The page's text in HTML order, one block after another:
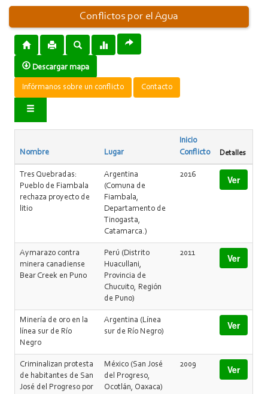
Conflictos por el Agua
Descargar mapa
Infórmanos sobre un conflicto Contacto
Nombre Lugar
Inicio
Conflicto
Detalles
Tres Quebradas:
Pueblo de Fiambala
rechaza proyecto de
litio
Argentina
(Comuna de
Fiambala,
Departamento de
Tinogasta,
Catamarca.)
2016 Ver
Aymarazo contra
minera canadiense
Bear Creek en Puno
Perú (Distrito
Huacullani,
Provincia de
Chucuito, Región
de Puno)
2011 Ver
Minería de oro en la
línea sur de Río
Negro
Argentina (Línea
sur de Río Negro)
Ver
Criminalizan protesta
de habitantes de San
José del Progreso por
México (San José
del Progreso,
Ocotlán, Oaxaca)
2009 Ver